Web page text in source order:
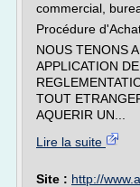
commercial,
Procédure
NOUS TENONS
APPLICATION
TOUT
AQUERIR UN...
Lire la suite
Site : http://